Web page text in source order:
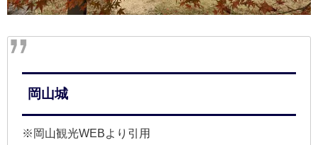
岡山城
※岡山観光WEBより引用